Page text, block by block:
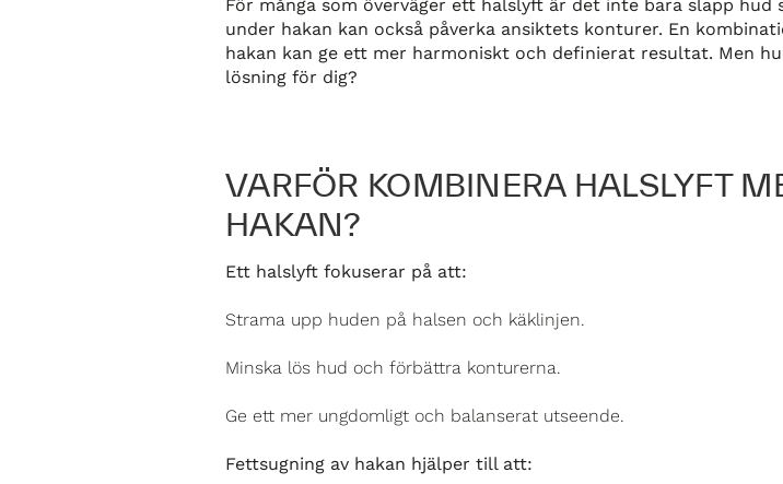
För många som överväger ett halslyft är det inte bara slapp
under hakan kan också påverka ansiktets konturer. En
hakan kan ge ett mer harmoniskt och definierat resultat. Men
lösning för dig?
VARFÖR KOMBINERA HALSLYFT
HAKAN?
Ett halslyft fokuserar på att:
Strama upp huden på halsen och käklinjen.
Minska lös hud och förbättra konturerna.
Ge ett mer ungdomligt och balanserat utseende.
Fettsugning av hakan hjälper till att: